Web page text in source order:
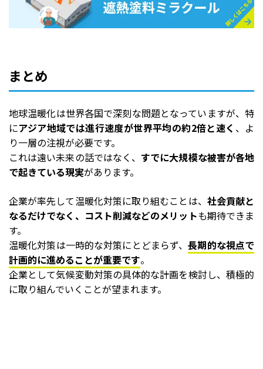
まとめ
地球温暖化は世界各国で深刻な問題となっていますが、特
にアジア地域では進行速度が世界平均の約2倍と速く 、よ
り一層の注視が必要です。
これは遠い未来の話ではなく、 すでに大規模な被害が各地
で起きている現実があります。
企業が率先して温暖化対策に取り組むことは、 社会貢献と
なるだけでなく、コスト削減などのメリットも期待できま
す。
温暖化対策は一時的な対策にとどまらず、長期的な視点で
計画的に進めることが重要です。
企業として気候変動対策の具体的な計画を検討し、積極的
に取り組んでいくことが望まれます。